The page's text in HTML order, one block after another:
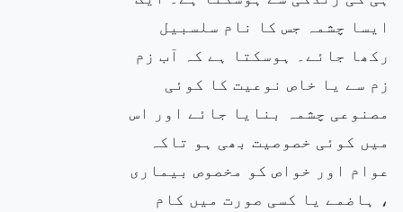
ایسا چشمہ جس کا نام سلسبیل
رکھا جائے۔ ہوسکتا ہے کہ آب زم
زم سے یا خاص نوعیت کا کوئی
مصنوعی چشمہ بنایا جائے اور اس
میں کوئی خصوصیت بھی ہو تاکہ
عوام اور خواص کو مخصوص بیماری
، ہاضمے یا کسی صورت میں کام